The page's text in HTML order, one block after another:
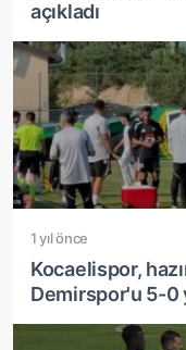
açıkladı
1 yıl önce
Kocaelispor,
Demirspor'u 5-0